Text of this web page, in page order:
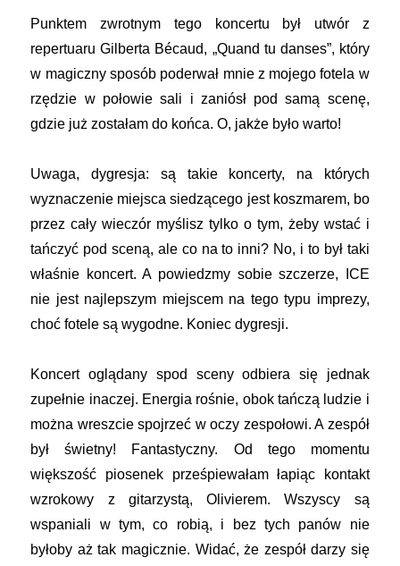
Punktem zwrotnym tego koncertu był utwór z
repertuaru Gilberta Bécaud, „Quand tu danses”, który
w magiczny sposób poderwał mnie z mojego fotela w
rzędzie w połowie sali i zaniósł pod samą scenę,
gdzie już zostałam do końca. O, jakże było warto!
Uwaga, dygresja: są takie koncerty, na których
wyznaczenie miejsca siedzącego jest koszmarem, bo
przez cały wieczór myślisz tylko o tym, żeby wstać i
tańczyć pod sceną, ale co na to inni? No, i to był taki
właśnie koncert. A powiedzmy sobie szczerze, ICE
nie jest najlepszym miejscem na tego typu imprezy,
choć fotele są wygodne. Koniec dygresji.
Koncert oglądany spod sceny odbiera się jednak
zupełnie inaczej. Energia rośnie, obok tańczą ludzie i
można wreszcie spojrzeć w oczy zespołowi. A zespół
był świetny! Fantastyczny. Od tego momentu
większość piosenek prześpiewałam łapiąc kontakt
wzrokowy z gitarzystą, Olivierem. Wszyscy są
wspaniali w tym, co robią, i bez tych panów nie
byłoby aż tak magicznie. Widać, że zespół darzy się